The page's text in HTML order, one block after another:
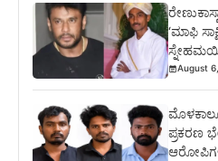
‘ಮಾಫಿ
August
ಪ್ರಕರಣ